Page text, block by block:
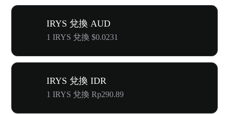
IRYS 兌換 AUD
1 IRYS 兌換 $0.0231
IRYS 兌換 IDR
1 IRYS 兌換 Rp290.89